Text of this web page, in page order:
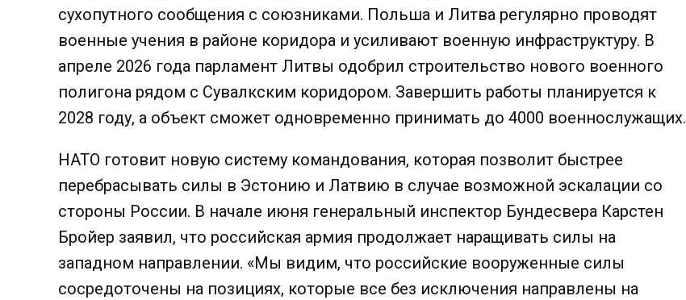
сухопутного сообщения с союзниками. Польша и Литва регулярно проводят
военные учения в районе коридора и усиливают военную инфраструктуру. В
апреле 2026 года парламент Литвы одобрил строительство нового военного
полигона рядом с Сувалкским коридором. Завершить работы планируется к
2028 году, а объект сможет одновременно принимать до 4000 военнослужащих.
НАТО готовит новую систему командования, которая позволит быстрее
перебрасывать силы в Эстонию и Латвию в случае возможной эскалации со
стороны России. В начале июня генеральный инспектор Бундесвера Карстен
Бройер заявил, что российская армия продолжает наращивать силы на
западном направлении. «Мы видим, что российские вооруженные силы
сосредоточены на позициях, которые все без исключения направлены на